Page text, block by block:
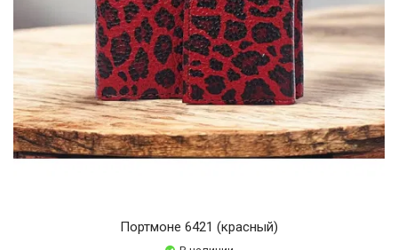
Портмоне 6421 (красный)